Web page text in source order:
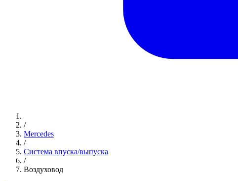
/
Mercedes
/
Система впуска/выпуска
/
Воздуховод